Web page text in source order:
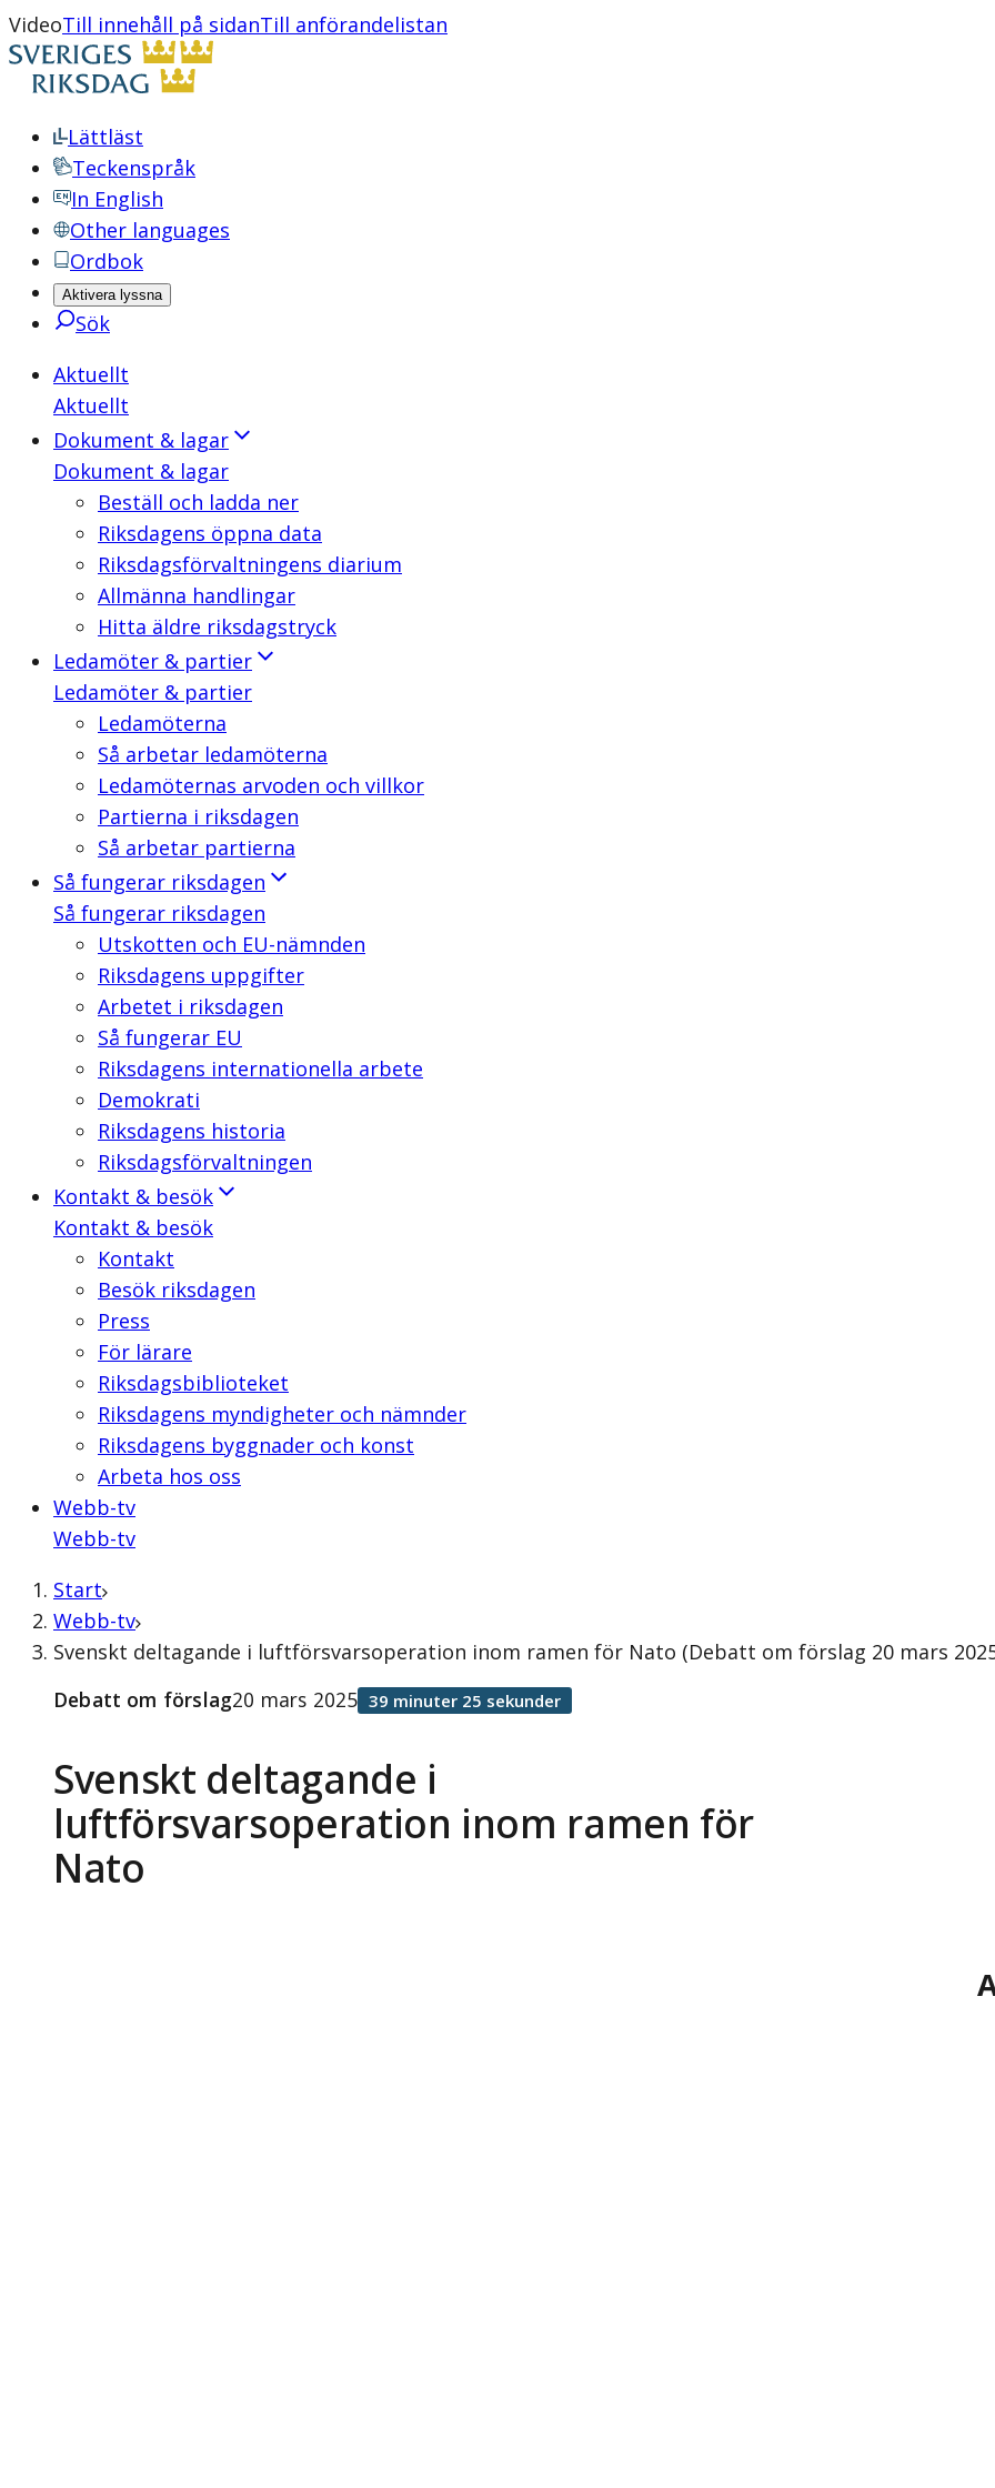
VideoTill innehåll på sidanTill anförandelistan
Lättläst
Teckenspråk
In English
Other languages
Ordbok
Aktivera lyssna
Sök
Aktuellt
Aktuellt
Dokument & lagar
Dokument & lagar
Beställ och ladda ner
Riksdagens öppna data
Riksdagsförvaltningens diarium
Allmänna handlingar
Hitta äldre riksdagstryck
Ledamöter & partier
Ledamöter & partier
Ledamöterna
Så arbetar ledamöterna
Ledamöternas arvoden och villkor
Partierna i riksdagen
Så arbetar partierna
Så fungerar riksdagen
Så fungerar riksdagen
Utskotten och EU-nämnden
Riksdagens uppgifter
Arbetet i riksdagen
Så fungerar EU
Riksdagens internationella arbete
Demokrati
Riksdagens historia
Riksdagsförvaltningen
Kontakt & besök
Kontakt & besök
Kontakt
Besök riksdagen
Press
För lärare
Riksdagsbiblioteket
Riksdagens myndigheter och nämnder
Riksdagens byggnader och konst
Arbeta hos oss
Webb-tv
Webb-tv
Start
Webb-tv
Svenskt deltagande i luftförsvarsoperation inom ramen för Nato (Debatt om förslag 20 mars
Svenskt deltagande i
luftförsvarsoperation inom ramen för
Nato
Debatt om förslag20 mars 2025 39 minuter 25 sekunder